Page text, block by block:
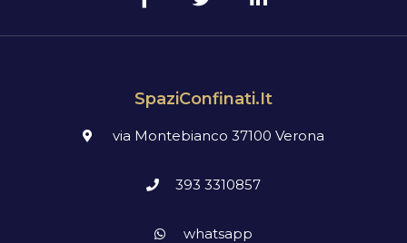
SpaziConfinati.it
via Montebianco 37100 Verona
393 3310857
whatsapp